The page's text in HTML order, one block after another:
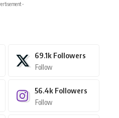
-
69.1k Followers
Follow
56.4k Followers
Follow